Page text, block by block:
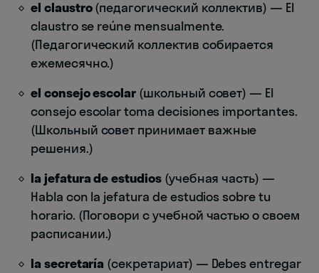
el claustro(педагогический коллектив) — El
claustro se reúne mensualmente.
(Педагогический коллектив собирается
ежемесячно.)
el consejo escolar (школьный совет) — El
consejo escolar toma decisiones importantes.
(Школьный совет принимает важные
решения.)
la jefatura de estudios(учебная часть) —
Habla con la jefatura de estudios sobre tu
horario. (Поговори с учебной частью о своем
расписании.)
la secretaría (секретариат) — Debes entregar